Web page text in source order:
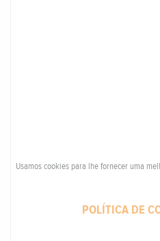
Usamos cookies para lhe fornecer uma
POLÍTICA DE